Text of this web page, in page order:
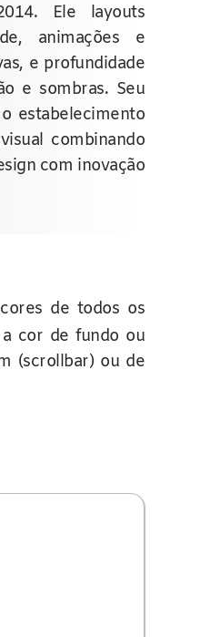
Ele layouts
animações e
e profundidade
e sombras. Seu
estabelecimento
combinando
com inovação
de todos os
cor de fundo ou
(scrollbar) ou de